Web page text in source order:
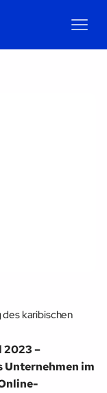
karibischen
2023 –
Unternehmen im